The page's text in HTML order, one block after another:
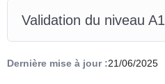
Validation du niveau A1
Dernière mise à jour :21/06/2025